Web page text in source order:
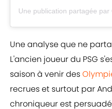
Une publication partagée par
Une analyse que ne
L'ancien joueur du PSG
saison à venir des
recrues et surtout par
chroniqueur est